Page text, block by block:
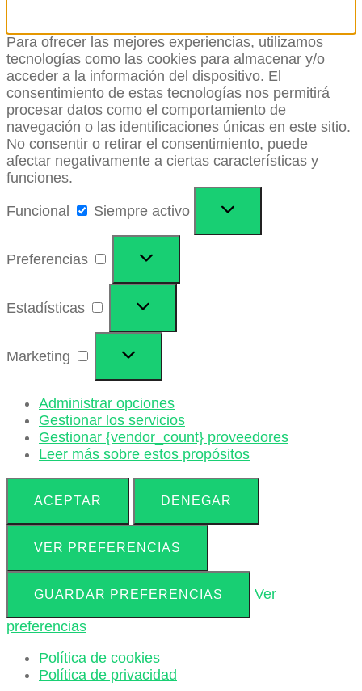
Para ofrecer las mejores experiencias, utilizamos
tecnologías como las cookies para almacenar y/o
acceder a la información del dispositivo. El
consentimiento de estas tecnologías nos permitirá
procesar datos como el comportamiento de
navegación o las identificaciones únicas en este sitio.
No consentir o retirar el consentimiento, puede
afectar negativamente a ciertas características y
funciones.
Funcional
Siempre activo
Preferencias
Estadísticas
Marketing
Administrar opciones
Gestionar los servicios
Gestionar {vendor_count} proveedores
Leer más sobre estos propósitos
ACEPTAR DENEGAR
VER PREFERENCIAS
GUARDAR PREFERENCIAS
Ver
preferencias
Política de cookies
Política de privacidad